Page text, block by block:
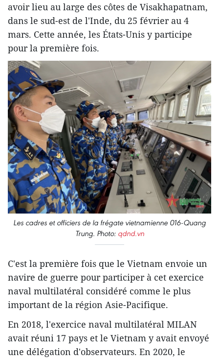
avoir lieu au large des côtes de Visakhapatnam,
dans le sud-est de l'Inde, du 25 février au 4
mars. Cette année, les États-Unis y participe
pour la première fois.
Les cadres et officiers de la frégate vietnamienne 016-Quang
Trung. Photo: qdnd.vn
C'est la première fois que le Vietnam envoie un
navire de guerre pour participer à cet exercice
naval multilatéral considéré comme le plus
important de la région Asie-Pacifique.
En 2018, l'exercice naval multilatéral MILAN
avait réuni 17 pays et le Vietnam y avait envoyé
une délégation d'observateurs. En 2020, le